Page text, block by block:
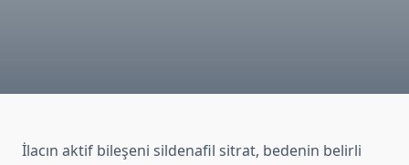
İlacın aktif bileşeni sildenafil sitrat, bedenin belirli